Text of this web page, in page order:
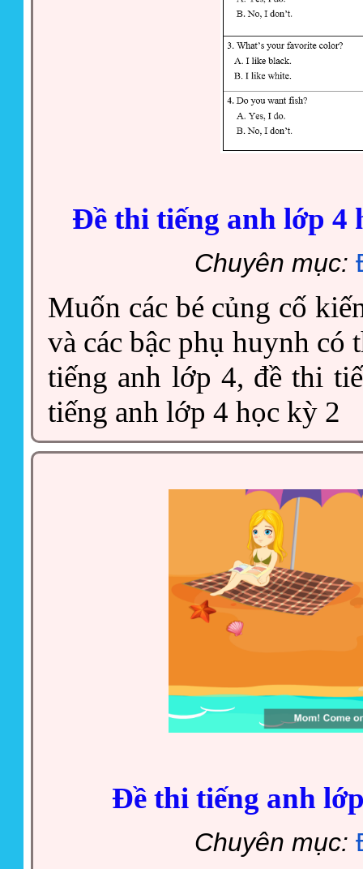
Đề thi tiếng anh lớp 4
Chuyên mục:
Muốn các bé củng cố
và các bậc phụ huynh có
tiếng anh lớp 4, đề thi
tiếng anh lớp 4 học kỳ 2
Đề thi tiếng anh
Chuyên mục: